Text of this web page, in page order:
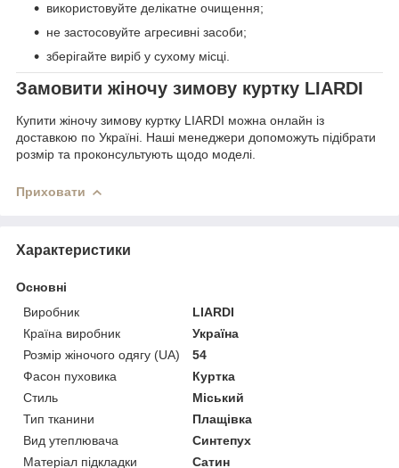
використовуйте делікатне очищення;
не застосовуйте агресивні засоби;
зберігайте виріб у сухому місці.
Замовити жіночу зимову куртку LIARDI
Купити жіночу зимову куртку LIARDI можна онлайн із
доставкою по Україні. Наші менеджери допоможуть підібрати
розмір та проконсультують щодо моделі.
Приховати
Характеристики
Основні
Виробник
LIARDI
Країна виробник
Україна
Розмір жіночого одягу (UA)
54
Фасон пуховика
Куртка
Стиль
Міський
Тип тканини
Плащівка
Вид утеплювача
Синтепух
Матеріал підкладки
Сатин